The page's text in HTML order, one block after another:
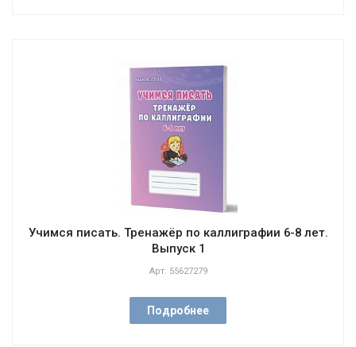
Учимся писать. Тренажёр по каллиграфии 6-8 лет.
Выпуск 1
Арт. 55627279
Подробнее